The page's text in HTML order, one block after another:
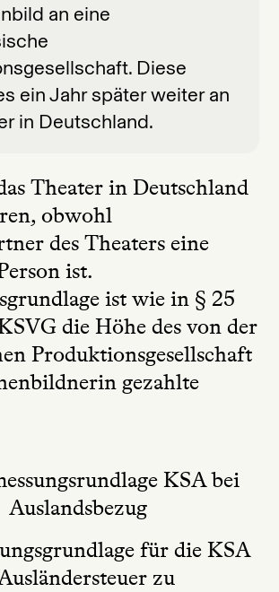
an eine
Diese
ein Jahr später weiter an
in Deutschland.
Theater in Deutschland
obwohl
des Theaters eine
ist.
ist wie in § 25
die Höhe des von der
Produktionsgesellschaft
gezahlte
KSA bei
Auslandsbezug
für die KSA
zu